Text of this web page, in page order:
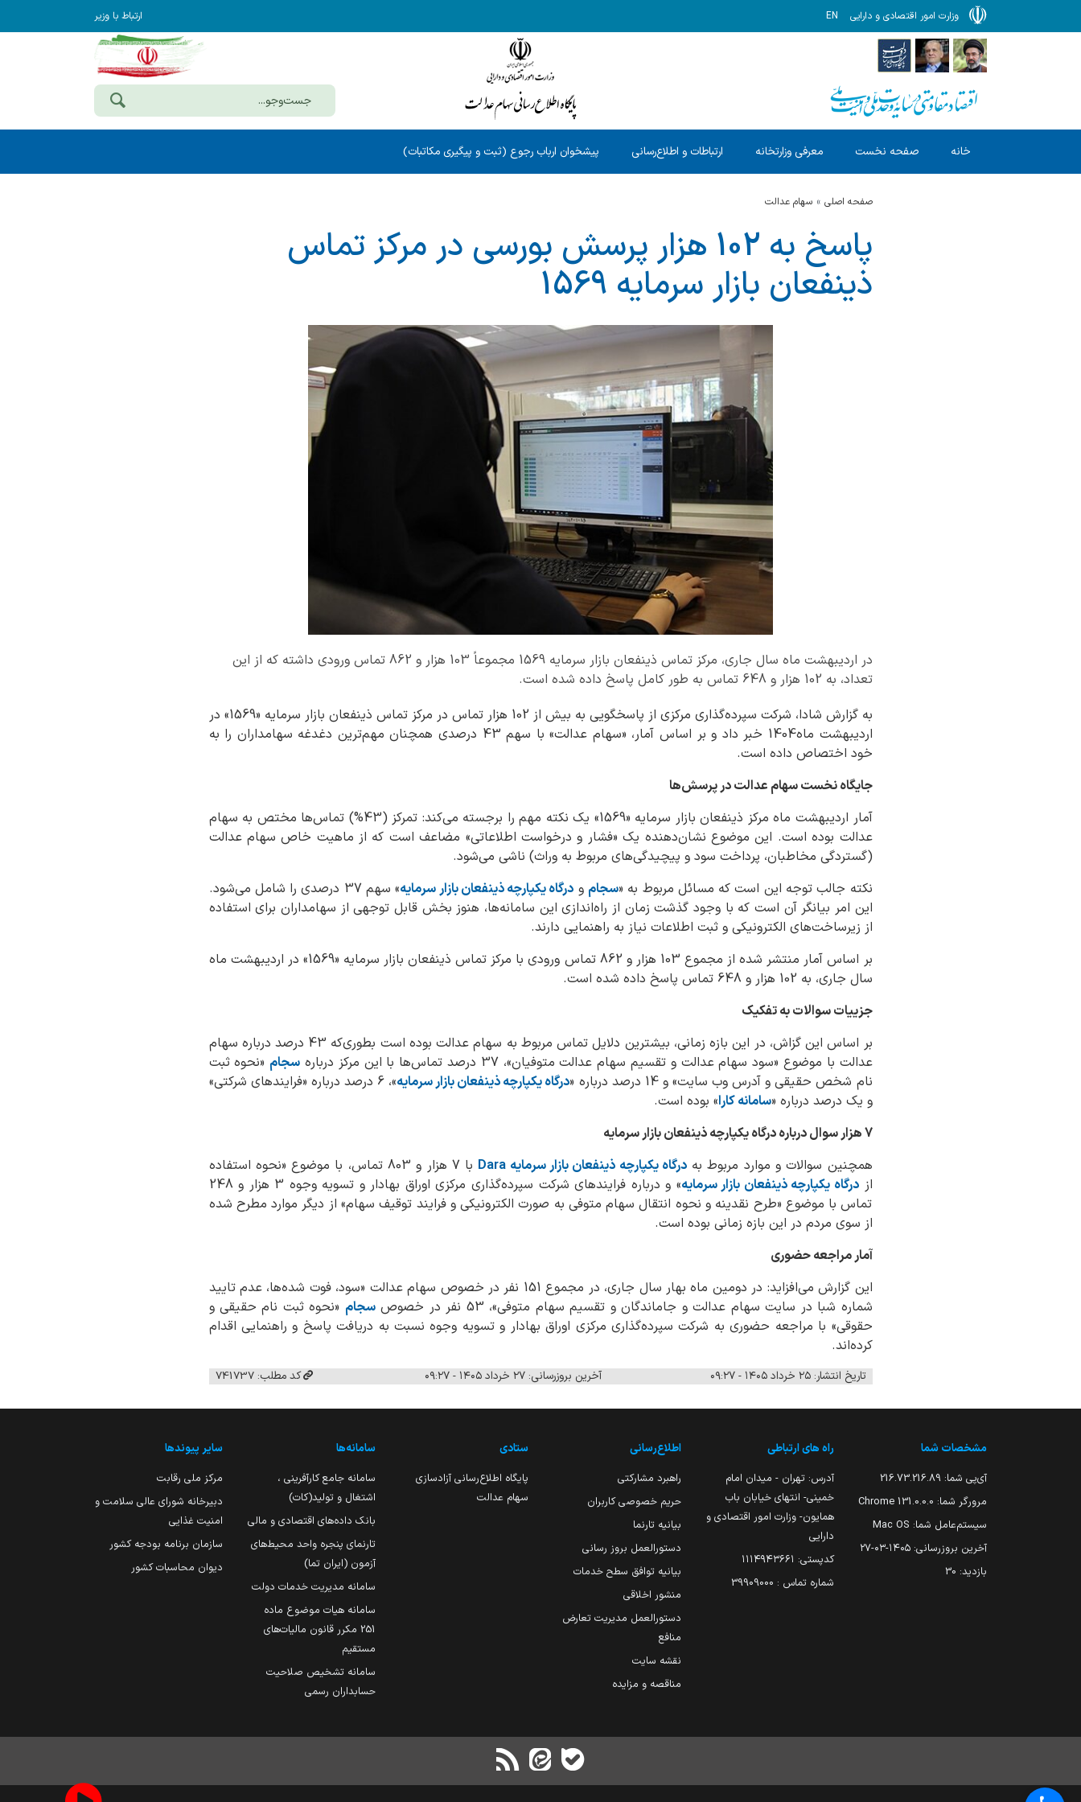
وزارت امور اقتصادی و دارایی EN ارتباط با وزیر
خانه صفحه نخست معرفی وزارتخانه ارتباطات و اطلاع‌رسانی پیشخوان ارباب رجوع (ثبت و پیگیری مکاتبات)
صفحه اصلی سهام عدالت
پاسخ به 102 هزار پرسش بورسی در مرکز تماس
ذینفعان بازار سرمایه 1569
در اردیبهشت ماه سال جاری، مرکز تماس ذینفعان بازار سرمایه 1569 مجموعاً 103 هزار و 862 تماس ورودی داشته که از این
تعداد، به 102 هزار و 648 تماس به طور کامل پاسخ داده شده است.
به گزارش شادا، شرکت سپرده‌گذاری مرکزی از پاسخگویی به بیش از 102 هزار تماس در مرکز تماس ذینفعان بازار سرمایه «1569» در
اردیبهشت ماه1404 خبر داد و بر اساس آمار، «سهام عدالت» با سهم 43 درصدی همچنان مهم‌ترین دغدغه سهامداران را به
خود اختصاص داده است.
جایگاه نخست سهام عدالت در پرسش‌ها
آمار اردیبهشت ماه مرکز ذینفعان بازار سرمایه «1569» یک نکته مهم را برجسته می‌کند: تمرکز (43%) تماس‌ها مختص به سهام
عدالت بوده است. این موضوع نشان‌دهنده یک «فشار و درخواست اطلاعاتی» مضاعف است که از ماهیت خاص سهام عدالت
(گستردگی مخاطبان، پرداخت سود و پیچیدگی‌های مربوط به وراث) ناشی می‌شود.
نکته جالب توجه این است که مسائل مربوط به «سجام و درگاه یکپارچه ذینفعان بازار سرمایه
» سهم 37 درصدی را شامل می‌شود.
این امر بیانگر آن است که با وجود گذشت زمان از راه‌اندازی این سامانه‌ها، هنوز بخش قابل توجهی از سهامداران برای استفاده
از زیرساخت‌های الکترونیکی و ثبت اطلاعات نیاز به راهنمایی دارند.
بر اساس آمار منتشر شده از مجموع 103 هزار و 862 تماس ورودی با مرکز تماس ذینفعان بازار سرمایه «1569» در اردیبهشت ماه
سال جاری، به 102 هزار و 648 تماس پاسخ داده شده است.
جزییات سوالات به تفکیک
بر اساس این گزاش، در این بازه زمانی، بیشترین دلایل تماس مربوط به سهام عدالت بوده است بطوری‌که 43 درصد درباره سهام
عدالت با موضوع «سود سهام عدالت و تقسیم سهام عدالت متوفیان»، 37 درصد تماس‌ها با این مرکز درباره
سجام «نحوه ثبت
نام شخص حقیقی و آدرس وب سایت» و 14 درصد درباره «
درگاه یکپارچه ذینفعان بازار سرمایه
»، 6 درصد درباره «فرایندهای شرکتی»
و یک درصد درباره «سامانه کارا» بوده است.
7 هزار سوال درباره
درگاه یکپارچه ذینفعان بازار سرمایه
همچنین سوالات و موارد مربوط بهدرگاه یکپارچه ذینفعان بازار سرمایه Dara
با 7 هزار و 803 تماس، با موضوع «نحوه استفاده
ازدرگاه یکپارچه ذینفعان بازار سرمایه
» و درباره فرایندهای شرکت سپرده‌گذاری مرکزی اوراق بهادار و تسویه وجوه 3 هزار و 248
تماس با موضوع «طرح نقدینه و نحوه انتقال سهام متوفی به صورت الکترونیکی و فرایند توقیف سهام» از دیگر موارد مطرح شده
از سوی مردم در این بازه زمانی بوده است.
آمار مراجعه حضوری
این گزارش می‌افزاید: در دومین ماه بهار سال جاری، در مجموع 151 نفر در خصوص سهام عدالت «سود، فوت شده‌ها، عدم تایید
شماره شبا در سایت سهام عدالت و جاماندگان و تقسیم سهام متوفی»، 53 نفر در خصوص
سجام «نحوه ثبت نام حقیقی و
حقوقی» با مراجعه حضوری به شرکت سپرده‌گذاری مرکزی اوراق بهادار و تسویه وجوه نسبت به دریافت پاسخ و راهنمایی اقدام
کرده‌اند.
تاریخ انتشار: ۲۵ خرداد ۱۴۰۵ - ۰۹:۲۷ آخرین بروزرسانی: ۲۷ خرداد ۱۴۰۵ - ۰۹:۲۷ کد مطلب: 741737
مشخصات شما
آی‌پی شما: 216.73.216.89
مرورگر شما: 131.0.0.0 Chrome
سیستم‌عامل شما: Mac OS
آخرین بروزرسانی: ۱۴۰۵-۰۳-۲۷
بازدید: 30
راه های ارتباطی
آدرس: تهران - میدان امام
خمینی- انتهای خیابان باب
همایون- وزارت امور اقتصادی و
دارایی
کدپستی: ۱۱۱۴۹۴۳۶۶۱
شماره تماس : 39909000
اطلاع‌رسانی
راهبرد مشارکتی
حریم خصوصی کاربران
بیانیه تارنما
دستورالعمل بروز رسانی
بیانیه توافق سطح خدمات
منشور اخلاقی
دستورالعمل مدیریت تعارض
منافع
نقشه سایت
مناقصه و مزایده
ستادی
پایگاه اطلاع‌رسانی آزادسازی
سهام عدالت
سامانه‌ها
سامانه جامع کارآفرینی ،
اشتغال و تولید(کات)
بانک داده‌های اقتصادی و مالی
تارنمای پنجره واحد محیط‌های
آزمون (ایران تما)
سامانه مدیریت خدمات دولت
سامانه هیات موضوع ماده
251 مکرر قانون مالیات‌های
مستقیم
سامانه تشخیص صلاحیت
حسابداران رسمی
سایر پیوندها
مرکز ملی رقابت
دبیرخانه شورای عالی سلامت و
امنیت غذایی
سازمان برنامه بودجه کشور
دیوان محاسبات کشور